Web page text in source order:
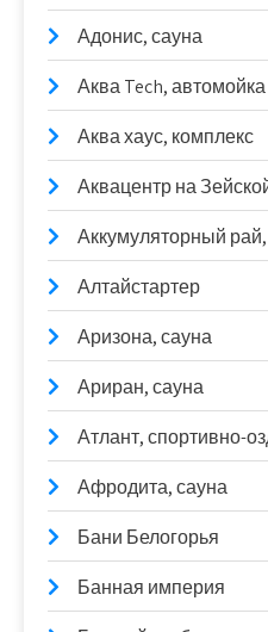
Адонис, сауна
Аква Tech, автомойка
Аква хаус, комплекс
Аквацентр на
Аккумуляторный рай,
Алтайстартер
Аризона, сауна
Ариран, сауна
Атлант, спортивно-
Афродита, сауна
Бани Белогорья
Банная империя